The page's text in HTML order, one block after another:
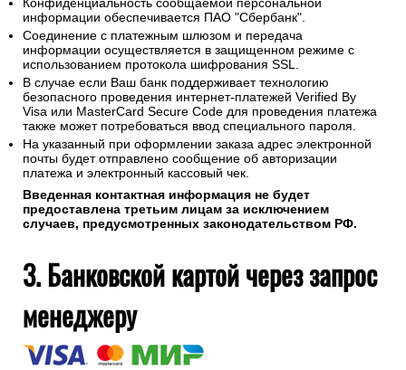
Конфиденциальность сообщаемой персональной
информации обеспечивается ПАО "Сбербанк".
Соединение с платежным шлюзом и передача
информации осуществляется в защищенном режиме с
использованием протокола шифрования SSL.
В случае если Ваш банк поддерживает технологию
безопасного проведения интернет-платежей Verified By
Visa или MasterCard Secure Code для проведения платежа
также может потребоваться ввод специального пароля.
На указанный при оформлении заказа адрес электронной
почты будет отправлено сообщение об авторизации
платежа и электронный кассовый чек.
Введенная контактная информация не будет
предоставлена третьим лицам за исключением
случаев, предусмотренных законодательством РФ.
3. Банковской картой через запрос
менеджеру